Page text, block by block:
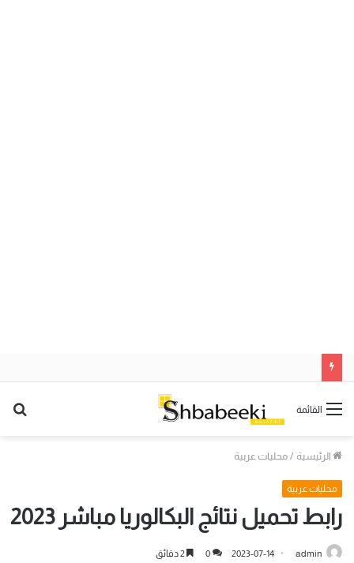
القائمة
الرئيسية / محليات عربية
محليات عربية
رابط تحميل نتائج البكالوريا مباشر 2023
admin
2023-07-14
0